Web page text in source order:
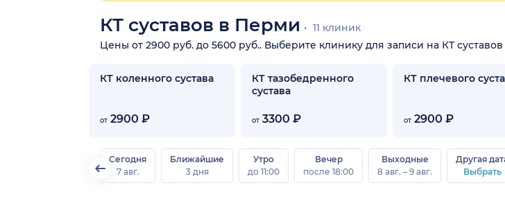
КТ суставов в Перми
11 клиник
Цены от 2900 руб. до 5600 руб.. Выберите клинику для записи на КТ
КТ коленного сустава
от 2900 ₽
КТ тазобедренного
сустава
от 3300 ₽
КТ плечевого
от 2900 ₽
Сегодня
7 авг.
Ближайшие
3 дня
Утро
до 11:00
Вечер
после 18:00
Выходные
8 авг. – 9 авг.
Другая
Выбрать